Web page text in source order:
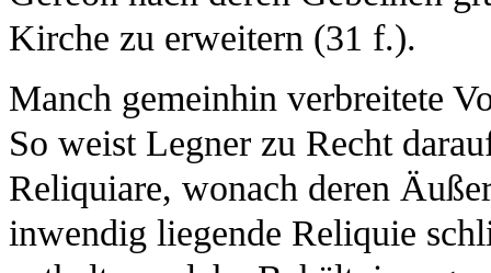
Kirche zu erweitern (31 f.).
Manch gemeinhin verbreitete
So weist Legner zu Recht
Reliquiare, wonach deren
inwendig liegende Reliquie